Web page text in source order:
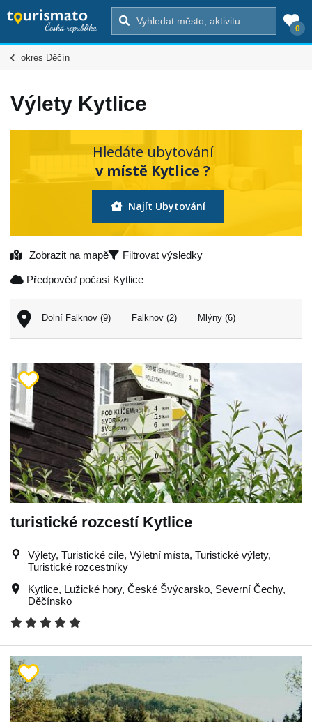
0
okres Děčín
Výlety Kytlice
Hledáte ubytování
v místě Kytlice ?
Najít Ubytování
Zobrazit na mapě Filtrovat výsledky
Předpověď počasí Kytlice
Dolní Falknov (9) Falknov (2) Mlýny (6)
turistické rozcestí Kytlice
Výlety, Turistické cíle, Výletní místa, Turistické výlety,
Turistické rozcestníky
Kytlice, Lužické hory, České Švýcarsko, Severní Čechy,
Děčínsko